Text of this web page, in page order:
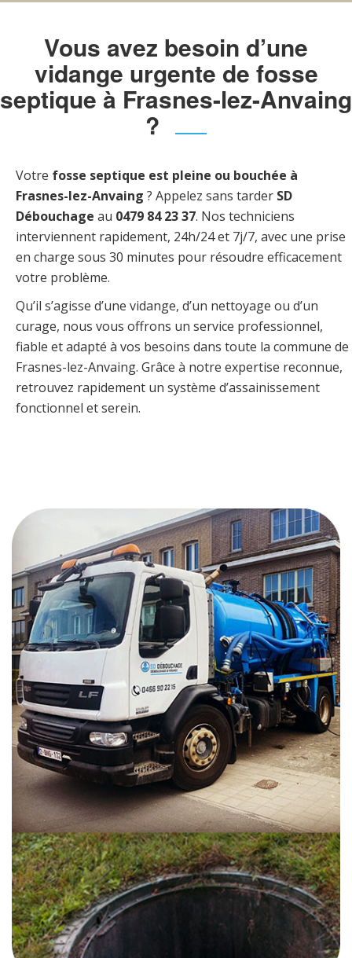
Vous avez besoin d’une
vidange urgente de fosse
septique à Frasnes-lez-Anvaing
?
Votre fosse septique est pleine ou bouchée à
Frasnes-lez-Anvaing ? Appelez sans tarder SD
Débouchage au 0479 84 23 37. Nos techniciens
interviennent rapidement, 24h/24 et 7j/7, avec une prise
en charge sous 30 minutes pour résoudre efficacement
votre problème.
Qu’il s’agisse d’une vidange, d’un nettoyage ou d’un
curage, nous vous offrons un service professionnel,
fiable et adapté à vos besoins dans toute la commune de
Frasnes-lez-Anvaing. Grâce à notre expertise reconnue,
retrouvez rapidement un système d’assainissement
fonctionnel et serein.